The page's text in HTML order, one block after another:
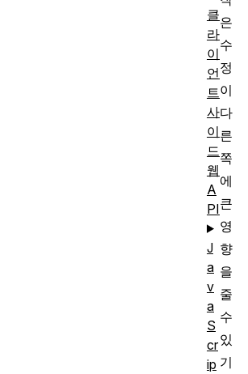
은
수
정
이
다
른
쪽
에
큰
영
향
을
줄
수
있
기
클
라
이
언
트
사
이
드
웹
A
PI
J
a
v
a
S
cr
ip